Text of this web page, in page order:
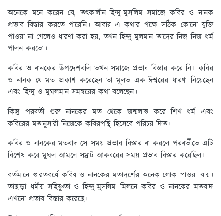
অনেকে মনে করেন যে, তৎকালীন হিন্দু-মুসলিম সমাজে কবির ও নানক
প্রভাব বিস্তার করতে পারেনি। আবার এ কথার পক্ষে সঠিক কোনো যুক্তি
পাওয়া না গেলেও ধারণা করা হয়, তখন হিন্দু মুলমান তাদের নিজ নিজ ধর্ম
পালন করতো।
কবির ও নানকের উপদেশবলি তখন সমাজে প্রভাব বিস্তার করে নি। কবির
ও নানক যে মত প্রকাশ করেছেন তা মূলত এক ঈশ্বরের ধারণা নিয়েছেন
এবং হিন্দু ও মুঘলমান সমন্বয়ের কথা বলেছেন।
কিন্তু পরবর্তী গুরু নানকের মত থেকে জন্মলাভ করে শিখ ধর্ম এবং
কবিরের মতানুসারী নিজেকে কবিরপন্থি হিসেবে পরিচয় দিত।
কবির ও নানকের মতবাদ সে সময় প্রভাব বিস্তার না করলে পরবর্তীতে এটি
বিশেষ করে মুঘল আমলে সম্রাট আকবরের সময় প্রভাব বিস্তার করেছিল।
বর্তমানে ভারতবর্ষে কবির ও নানকের মতাদর্শের অনেক লোক পাওয়া যায়।
তাছাড়া ধর্মীয় সহিষ্ণুতা ও হিন্দু-মুসলিম মিলনে কবির ও নানকের মতবাদ
এখনো প্রভাব বিস্তার করেছে।